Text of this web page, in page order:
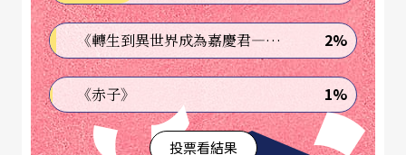
人動作的支撐也變得豐富又有機，不知不覺影響了
台灣新一代的舞蹈風格，大大地彰顯了舞蹈的當代
性。而更多的影響是專業表現以外的，如何使人去
理解身體的多元變化，以及如生存法則一般、用身
體去感受自身以外的世界並與之互動，一環環的影
《轉生到異世界成為嘉慶君—發現我的祖先是詐騙集團!?》 2%
《赤子》 1%
投票看結果